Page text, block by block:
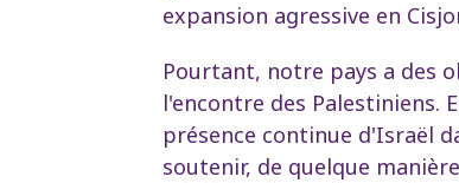
expansion agressive en
Pourtant, notre pays a des
l'encontre des Palestiniens.
présence continue d'Israël
soutenir, de quelque